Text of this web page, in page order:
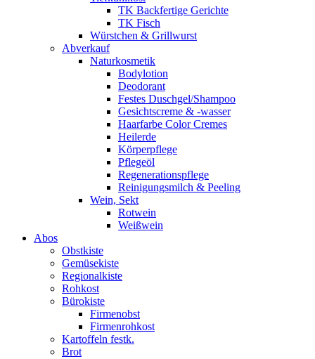
TK Backfertige Gerichte
TK Fisch
Würstchen & Grillwurst
Abverkauf
Naturkosmetik
Bodylotion
Deodorant
Festes Duschgel/Shampoo
Gesichtscreme & -wasser
Haarfarbe Color Cremes
Heilerde
Körperpflege
Pflegeöl
Regenerationspflege
Reinigungsmilch & Peeling
Wein, Sekt
Rotwein
Weißwein
Abos
Obstkiste
Gemüsekiste
Regionalkiste
Rohkost
Bürokiste
Firmenobst
Firmenrohkost
Kartoffeln festk.
Brot